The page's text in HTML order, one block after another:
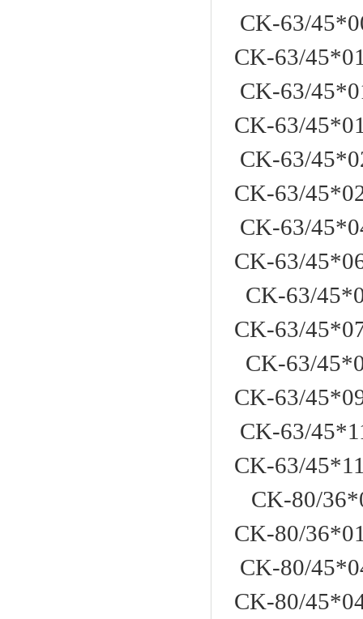
CK-63/
CK-63/
CK-63/
CK-63/
CK-63/
CK-63/
CK-63/
CK-63/
CK-63/
CK-63/
CK-63/
CK-63/
CK-63/
CK-63/
CK-80/
CK-80/
CK-80/
CK-80/